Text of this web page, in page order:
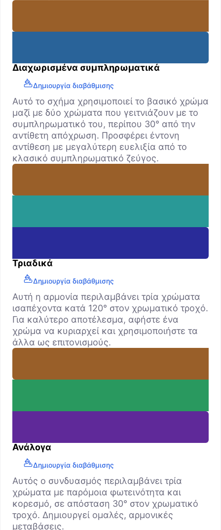
Διαχωρισμένα συμπληρωματικά
Δημιουργία διαβάθμισης
Αυτό το σχήμα χρησιμοποιεί το βασικό χρώμα
μαζί με δύο χρώματα που γειτνιάζουν με το
συμπληρωματικό του, περίπου 30° από την
αντίθετη απόχρωση. Προσφέρει έντονη
αντίθεση με μεγαλύτερη ευελιξία από το
κλασικό συμπληρωματικό ζεύγος.
Τριαδικά
Δημιουργία διαβάθμισης
Αυτή η αρμονία περιλαμβάνει τρία χρώματα
ισαπέχοντα κατά 120° στον χρωματικό τροχό.
Για καλύτερο αποτέλεσμα, αφήστε ένα
χρώμα να κυριαρχεί και χρησιμοποιήστε τα
άλλα ως επιτονισμούς.
Ανάλογα
Δημιουργία διαβάθμισης
Αυτός ο συνδυασμός περιλαμβάνει τρία
χρώματα με παρόμοια φωτεινότητα και
κορεσμό, σε απόσταση 30° στον χρωματικό
τροχό. Δημιουργεί ομαλές, αρμονικές
μεταβάσεις.